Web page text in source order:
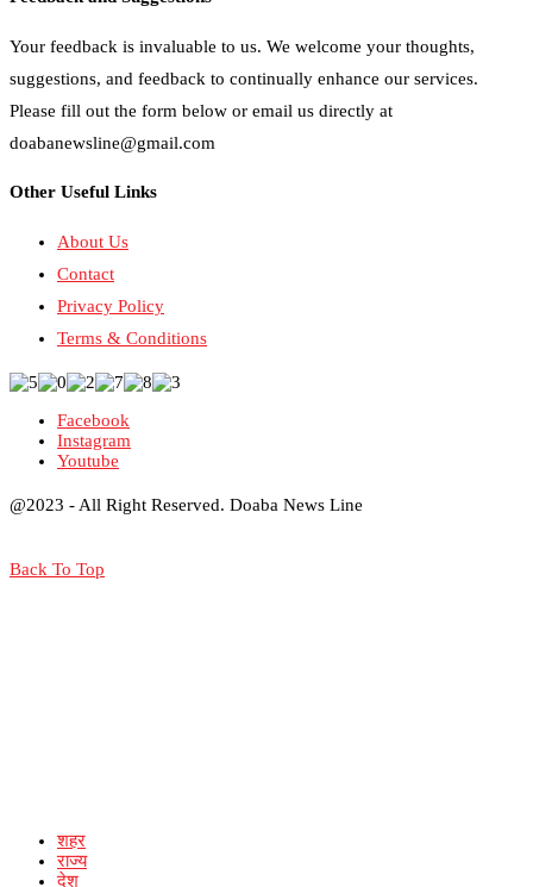
Your feedback is invaluable to us. We welcome your thoughts,
suggestions, and feedback to continually enhance our services.
Please fill out the form below or email us directly at
doabanewsline@gmail.com
Other Useful Links
About Us
Contact
Privacy Policy
Terms & Conditions
Facebook
Instagram
Youtube
@2023 - All Right Reserved. Doaba News Line
Back To Top
शहर
राज्य
देश